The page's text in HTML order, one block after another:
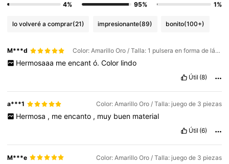
4%
95%
1%
lo volveré a comprar(21) impresionante(89) bonito(100+)
M***d Color: Amarillo Oro / Talla: 1 pulsera en forma de lágrima
Hermosaaa me encant ó. Color lindo
Útil (8)
a***1 Color: Amarillo Oro / Talla: juego de 3 piezas
Hermosa , me encanto , muy buen material
Útil (6)
M***e Color: Amarillo Oro / Talla: juego de 3 piezas